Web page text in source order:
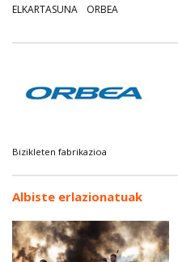
ELKARTASUNA ORBEA
Bizikleten fabrikazioa
Albiste erlazionatuak